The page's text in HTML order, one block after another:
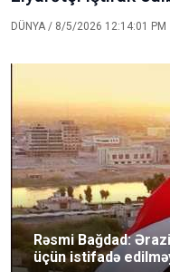
DÜNYA / 8/5/2026 12:14:01 PM
Rəsmi Bağdad:
üçün istifadə